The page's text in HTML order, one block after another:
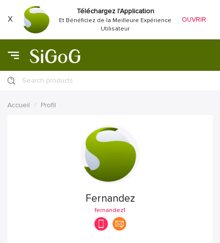
X
Téléchargez l'Application
Et Bénéficiez de la Meilleure Expérience
Utilisateur
OUVRIR
Search products
Accueil Profil
Fernandez
fernandez1